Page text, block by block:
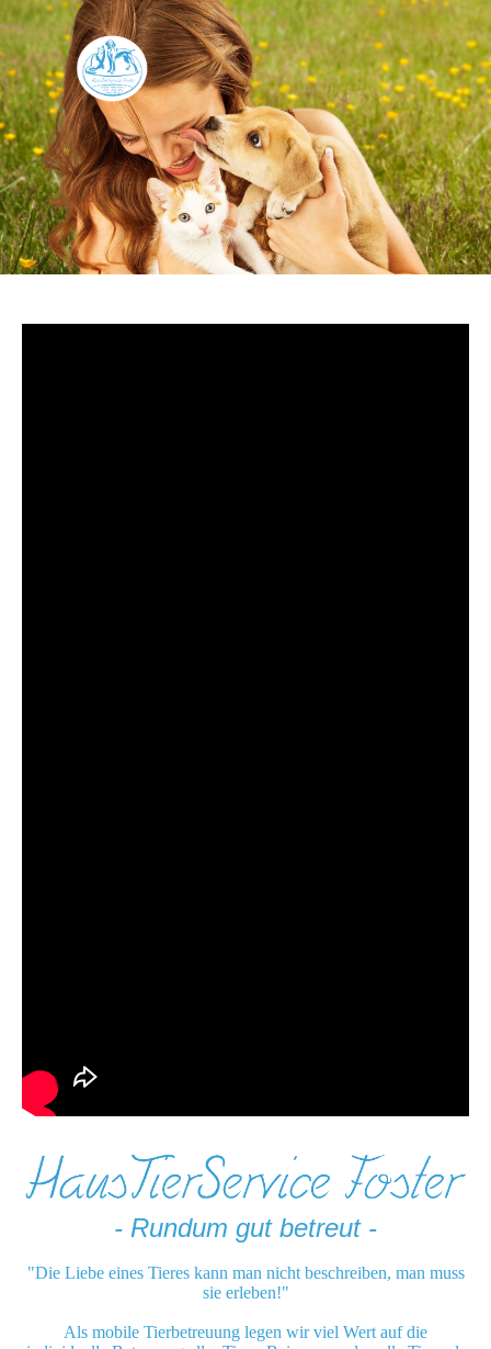
- Rundum gut betreut -
"Die Liebe eines Tieres kann man nicht beschreiben, man muss
sie erleben!"
Als mobile Tierbetreuung legen wir viel Wert auf die